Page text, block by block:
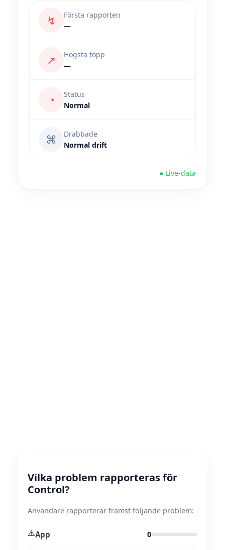
↯
Första rapporten
—
↗
Högsta topp
—
◔
Status
Normal
⌘
Drabbade
Normal drift
● Live-data
Vilka problem rapporteras för
Control?
Användare rapporterar främst följande problem:
⚠️App 0